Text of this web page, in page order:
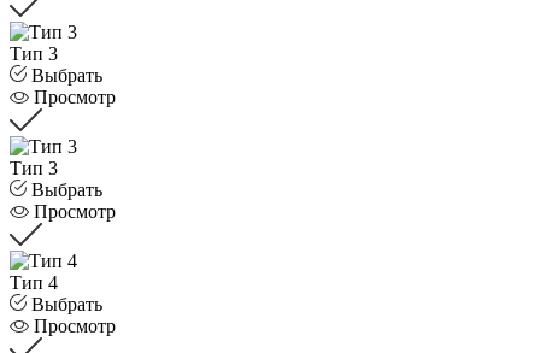
Тип 3
Выбрать
Просмотр
Тип 3
Выбрать
Просмотр
Тип 4
Выбрать
Просмотр